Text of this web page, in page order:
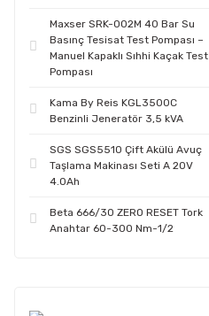
Maxser SRK-002M 40 Bar Su
Basınç Tesisat Test Pompası –
Manuel Kapaklı Sıhhi Kaçak Test
Pompası
Kama By Reis KGL3500C
Benzinli Jeneratör 3,5 kVA
SGS SGS5510 Çift Akülü Avuç
Taşlama Makinası Seti A 20V
4.0Ah
Beta 666/30 ZERO RESET Tork
Anahtar 60-300 Nm-1/2